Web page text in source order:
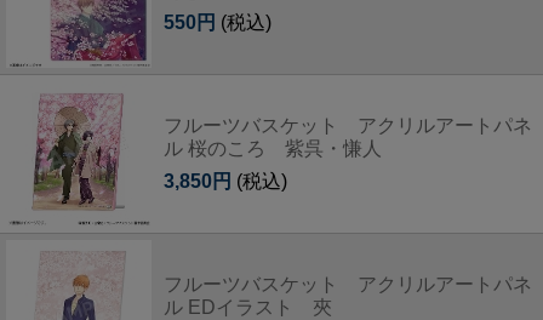
550円 (税込)
フルーツバスケット アクリルアートパネ
ル 桜のころ 紫呉・慊人
3,850円 (税込)
フルーツバスケット アクリルアートパネ
ル EDイラスト 夾